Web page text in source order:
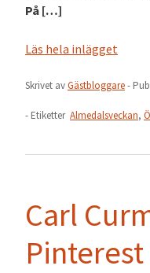
På […]
Läs hela inlägget
Skrivet avGästbloggare-
- Etiketter Almedalsveckan,
Carl
Pinterest